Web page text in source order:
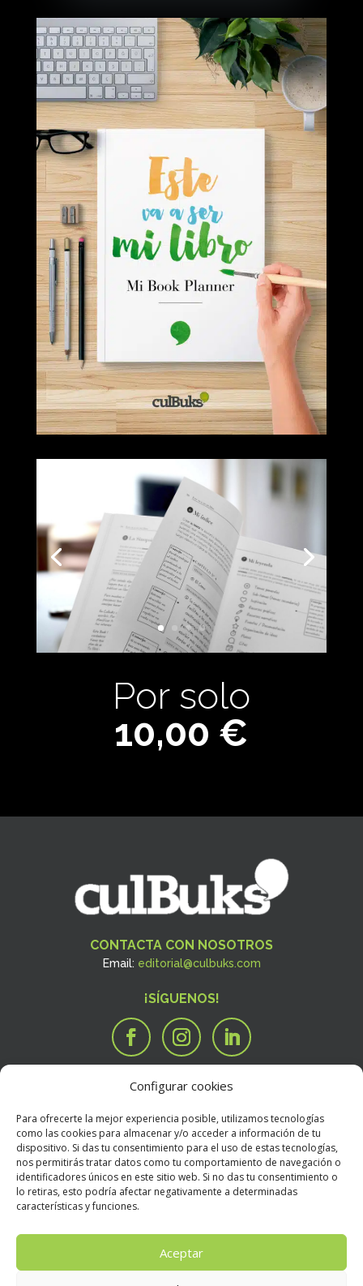
Configurar cookies
Para ofrecerte la mejor experiencia posible, utilizamos tecnologías
como las cookies para almacenar y/o acceder a información de tu
dispositivo. Si das tu consentimiento para el uso de estas tecnologías,
nos permitirás tratar datos como tu comportamiento de navegación o
identificadores únicos en este sitio web. Si no das tu consentimiento o
lo retiras, esto podría afectar negativamente a determinadas
características y funciones.
Aceptar
Por solo
10,00 €
CONTACTA CON NOSOTROS
Email: editorial@culbuks.com
¡SÍGUENOS!
i Tengo un manuscrito
RNecesito que alguien valore mi libro
BOOKSTORE
ECondiciones Generales de Contratación
E Política de devoluciones
E